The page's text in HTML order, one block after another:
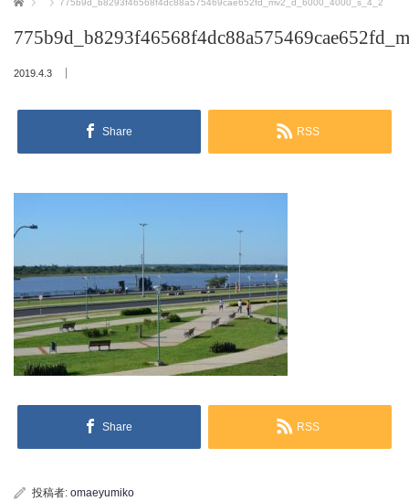
775b9d_b8293f46568f4dc88a575469cae652fd_mv2_d_6000_4000_s_4_2
2019.4.3
Share RSS
Share RSS
投稿者: omaeyumiko